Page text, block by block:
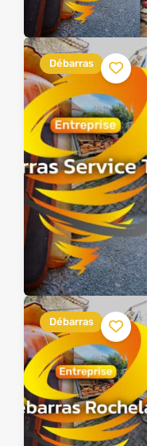
Débarras
Débarras